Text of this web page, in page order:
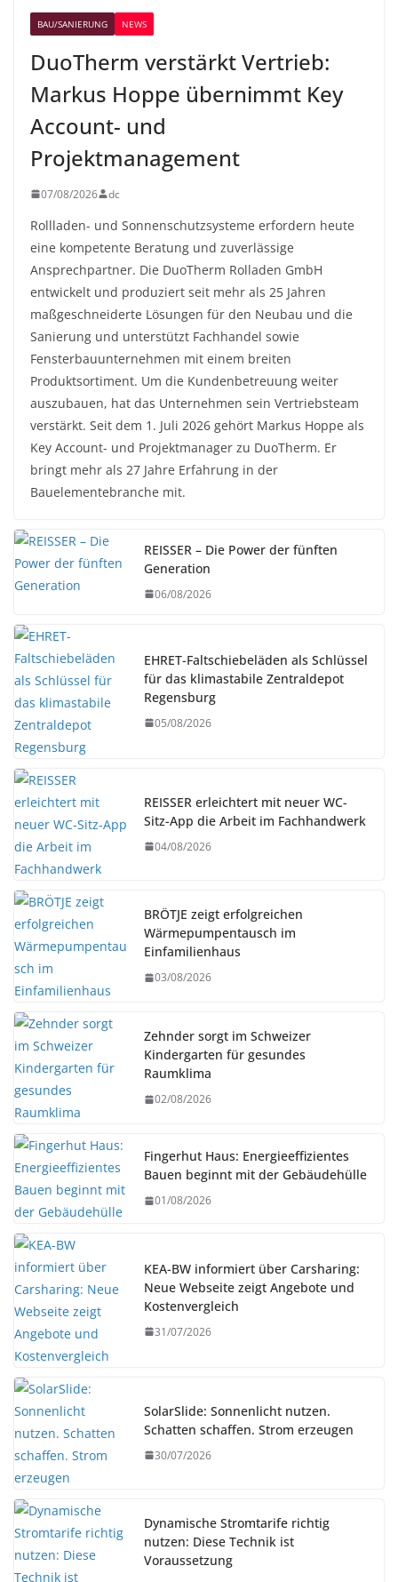
BAU/SANIERUNG NEWS
DuoTherm verstärkt Vertrieb:
Markus Hoppe übernimmt Key
Account- und
Projektmanagement
07/08/2026 dc
Rollladen- und Sonnenschutzsysteme erfordern heute
eine kompetente Beratung und zuverlässige
Ansprechpartner. Die DuoTherm Rolladen GmbH
entwickelt und produziert seit mehr als 25 Jahren
maßgeschneiderte Lösungen für den Neubau und die
Sanierung und unterstützt Fachhandel sowie
Fensterbauunternehmen mit einem breiten
Produktsortiment. Um die Kundenbetreuung weiter
auszubauen, hat das Unternehmen sein Vertriebsteam
verstärkt. Seit dem 1. Juli 2026 gehört Markus Hoppe als
Key Account- und Projektmanager zu DuoTherm. Er
bringt mehr als 27 Jahre Erfahrung in der
Bauelementebranche mit.
REISSER – Die Power der fünften
Generation
06/08/2026
EHRET-Faltschiebeläden als Schlüssel
für das klimastabile Zentraldepot
Regensburg
05/08/2026
REISSER erleichtert mit neuer WC-
Sitz-App die Arbeit im Fachhandwerk
04/08/2026
BRÖTJE zeigt erfolgreichen
Wärmepumpentausch im
Einfamilienhaus
03/08/2026
Zehnder sorgt im Schweizer
Kindergarten für gesundes
Raumklima
02/08/2026
Fingerhut Haus: Energieeffizientes
Bauen beginnt mit der Gebäudehülle
01/08/2026
KEA-BW informiert über Carsharing:
Neue Webseite zeigt Angebote und
Kostenvergleich
31/07/2026
SolarSlide: Sonnenlicht nutzen.
Schatten schaffen. Strom erzeugen
30/07/2026
Dynamische Stromtarife richtig
nutzen: Diese Technik ist
Voraussetzung